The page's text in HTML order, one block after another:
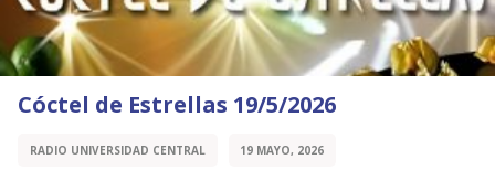
Cóctel de Estrellas 19/5/2026
RADIO UNIVERSIDAD CENTRAL 19 MAYO, 2026